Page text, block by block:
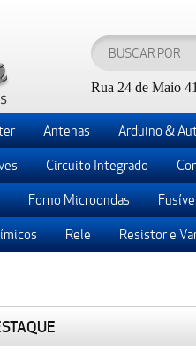
Rua 24 de Maio
Antenas Arduino &
Circuito Integrado
Forno Microondas
Rele Resistor e